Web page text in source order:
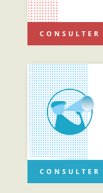
CONSULTER
CONSULTER